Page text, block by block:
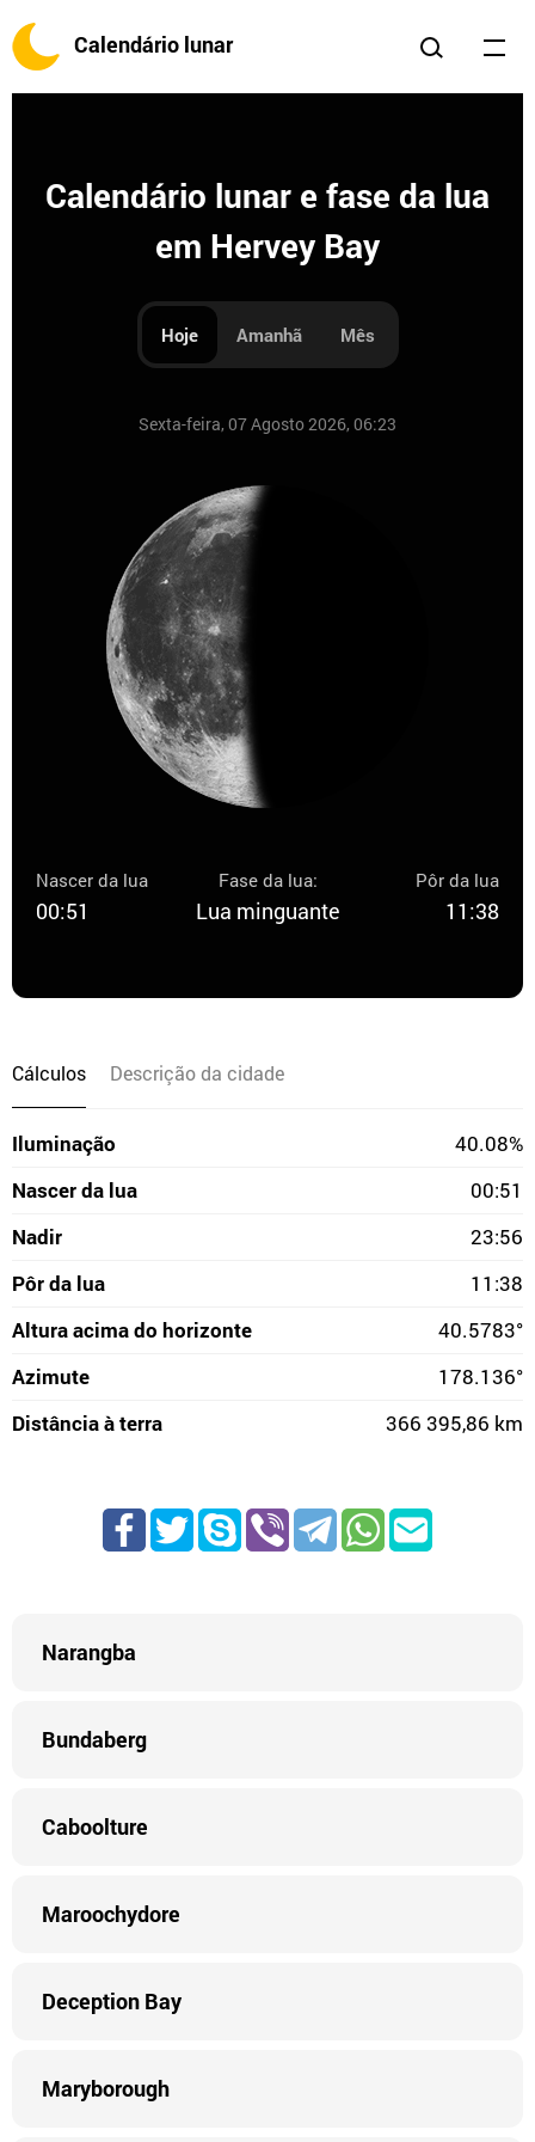
Calendário lunar
Calendário lunar e fase da lua
em Hervey Bay
Hoje Amanhã Mês
Sexta-feira, 07 Agosto 2026, 06:23
Nascer da lua
00:51
Fase da lua:
Lua minguante
Pôr da lua
11:38
Cálculos Descrição da cidade
Iluminação
40.08%
Nascer da lua
00:51
Nadir
23:56
Pôr da lua
11:38
Altura acima do horizonte
40.5783°
Azimute
178.136°
Distância à terra
366 395,86 km
Narangba
Bundaberg
Caboolture
Maroochydore
Deception Bay
Maryborough